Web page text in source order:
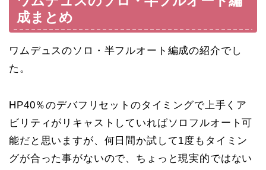
成まとめ
ワムデュスのソロ・半フルオート編成の紹介でし
た。
HP40％のデバフリセットのタイミングで上手くア
ビリティがリキャストしていればソロフルオート可
能だと思いますが、何日間か試して1度もタイミン
グが合った事がないので、ちょっと現実的ではない